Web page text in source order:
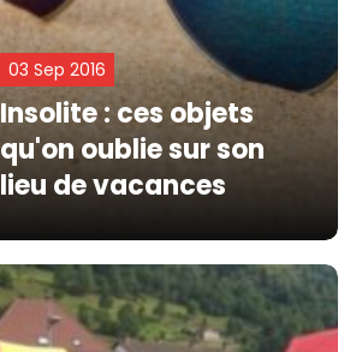
03 Sep 2016
Insolite : ces objets
qu'on oublie sur son
lieu de vacances